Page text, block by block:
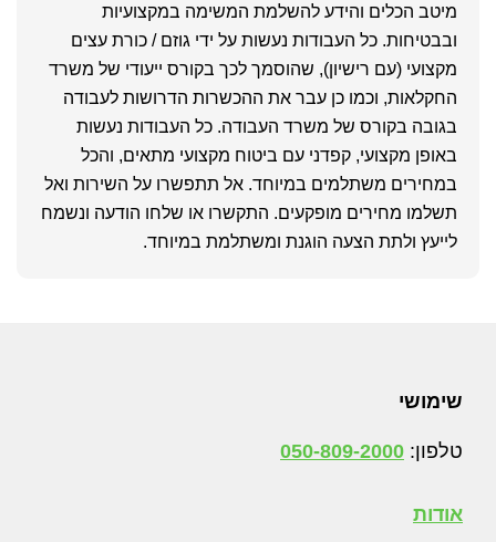
מיטב הכלים והידע להשלמת המשימה במקצועיות
ובבטיחות. כל העבודות נעשות על ידי גוזם / כורת עצים
מקצועי (עם רישיון), שהוסמך לכך בקורס ייעודי של משרד
החקלאות, וכמו כן עבר את ההכשרות הדרושות לעבודה
בגובה בקורס של משרד העבודה. כל העבודות נעשות
באופן מקצועי, קפדני עם ביטוח מקצועי מתאים, והכל
במחירים משתלמים במיוחד. אל תתפשרו על השירות ואל
תשלמו מחירים מופקעים. התקשרו או שלחו הודעה ונשמח
לייעץ ולתת הצעה הוגנת ומשתלמת במיוחד.
שימושי
טלפון: 050-809-2000
אודות